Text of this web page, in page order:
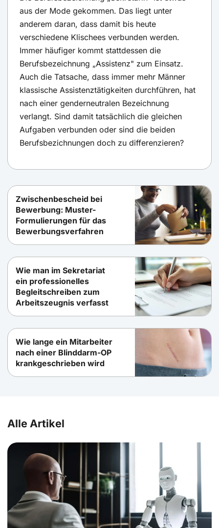
aus der Mode gekommen. Das liegt unter
anderem daran, dass damit bis heute
verschiedene Klischees verbunden werden.
Immer häufiger kommt stattdessen die
Berufsbezeichnung „Assistenz" zum Einsatz.
Auch die Tatsache, dass immer mehr Männer
klassische Assistenztätigkeiten durchführen, hat
nach einer genderneutralen Bezeichnung
verlangt. Sind damit tatsächlich die gleichen
Aufgaben verbunden oder sind die beiden
Berufsbezichnungen doch zu differenzieren?
Zwischenbescheid bei
Bewerbung: Muster-
Formulierungen für das
Bewerbungsverfahren
Wie man im Sekretariat
ein professionelles
Begleitschreiben zum
Arbeitszeugnis verfasst
Wie lange ein Mitarbeiter
nach einer Blinddarm-OP
krankgeschrieben wird
Alle Artikel